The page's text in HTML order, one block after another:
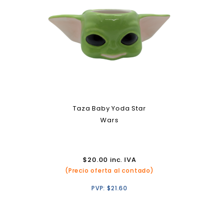
Taza Baby Yoda Star
Wars
$20.00 inc. IVA
(Precio oferta al contado)
PVP:$21.60